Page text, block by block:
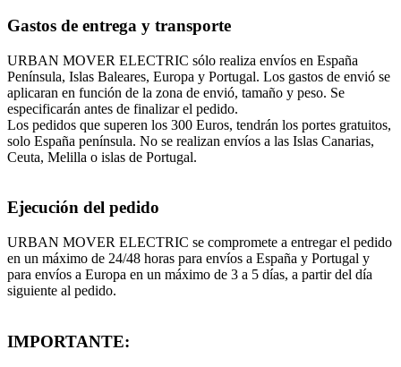
Gastos de entrega y transporte
URBAN MOVER ELECTRIC sólo realiza envíos en España
Península, Islas Baleares, Europa y Portugal. Los gastos de envió se
aplicaran en función de la zona de envió, tamaño y peso. Se
especificarán antes de finalizar el pedido.
Los pedidos que superen los 300 Euros, tendrán los portes gratuitos,
solo España península. No se realizan envíos a las Islas Canarias,
Ceuta, Melilla o islas de Portugal.
Ejecución del pedido
URBAN MOVER ELECTRIC se compromete a entregar el pedido
en un máximo de 24/48 horas para envíos a España y Portugal y
para envíos a Europa en un máximo de 3 a 5 días, a partir del día
siguiente al pedido.
IMPORTANTE: